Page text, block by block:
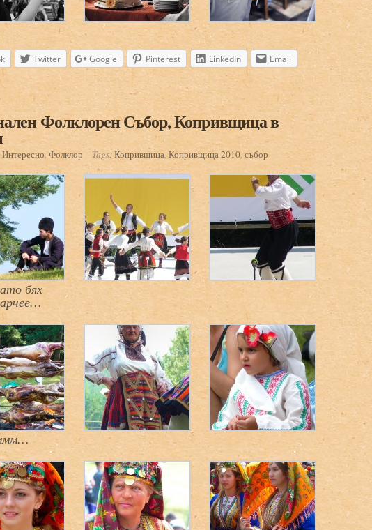
Twitter Google Pinterest LinkedIn Email
Фолклорен Събор, Копривщица в
Интересно,Фолклор Tags:Копривщица, Копривщица 2010, събор
бях